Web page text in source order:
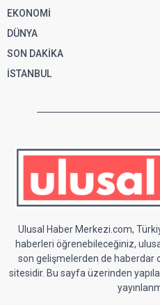
EKONOMİ
DÜNYA
SON DAKİKA
İSTANBUL
Ulusal Haber Merkezi.com,
haberleri öğrenebileceğiniz,
son gelişmelerden de haberdar
sitesidir. Bu sayfa üzerinden